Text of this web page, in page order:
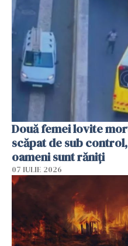
Două femei lovite
scăpat de sub
oameni sunt răniți
07 IULIE 2026